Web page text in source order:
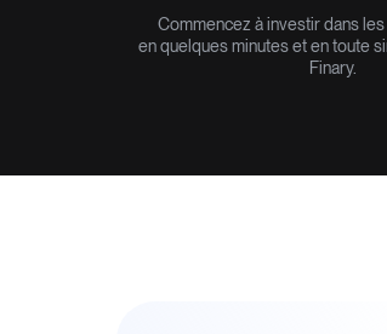
Commencez à investir dans
en quelques minutes et en toute
Finary.